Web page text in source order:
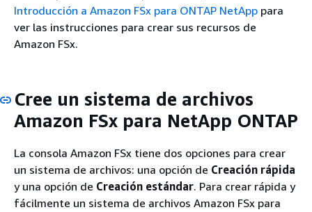
Introducción a Amazon FSx para ONTAP NetApp para
ver las instrucciones para crear sus recursos de
Amazon FSx.
Cree un sistema de archivos
Amazon FSx para NetApp ONTAP
La consola Amazon FSx tiene dos opciones para crear
un sistema de archivos: una opción de Creación rápida
y una opción de Creación estándar. Para crear rápida y
fácilmente un sistema de archivos Amazon FSx para